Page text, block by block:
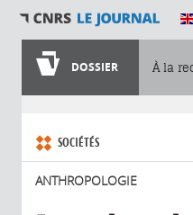
SECTIONS
DOSSIER À la
SOCIÉTÉS
ANTHROPOLOGIE